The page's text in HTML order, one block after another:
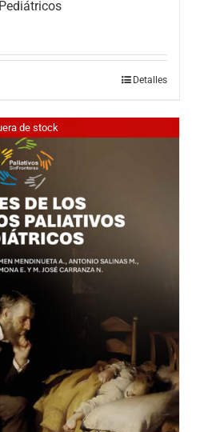
Detalles
de stock